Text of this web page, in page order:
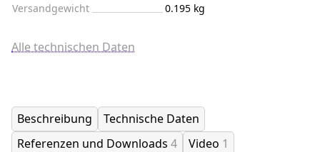
Versandgewicht 0.195 kg
Alle technischen Daten
Beschreibung
Technische Daten
Referenzen und Downloads 4 Video 1